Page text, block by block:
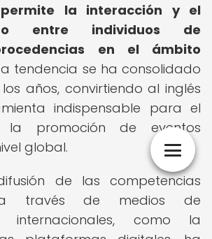
la interacción y el
entre individuos de
en el ámbito
tendencia se ha consolidado
años, convirtiendo al inglés
indispensable para el
la promoción de eventos
global.
de las competencias
a través de medios de
internacionales, como la